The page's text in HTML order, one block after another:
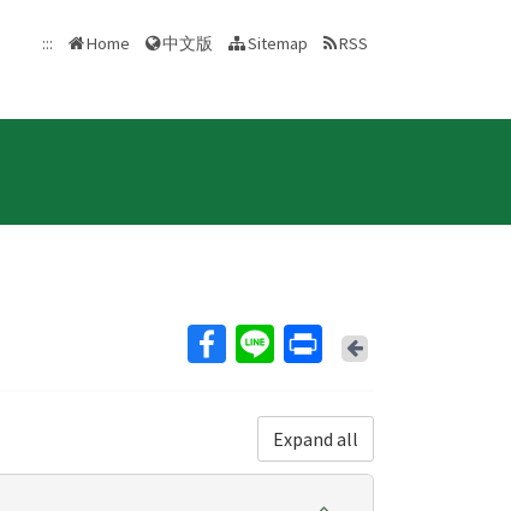
::: Home 中文版 Sitemap RSS
Back
Expand all